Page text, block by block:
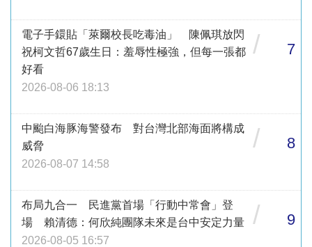
電子手鐶貼「萊爾校長吃毒油」 陳佩琪放閃
祝柯文哲67歲生日：羞辱性極強，但每一張都
好看
2026-08-06 18:13
/ 7
中颱白海豚海警發布 對台灣北部海面將構成
威脅
2026-08-07 14:58
/ 8
布局九合一 民進黨首場「行動中常會」登
場 賴清德：何欣純團隊未來是台中安定力量
2026-08-05 16:57
/ 9